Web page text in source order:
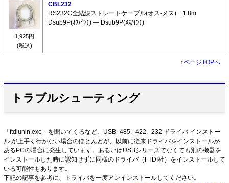
1,925円
(税込)
CBL232
RS232C全結線ストレートケーブル(オス-メス) 1.8m
Dsub9P(ｵｽ/ｲﾝﾁ) ― Dsub9P(ﾒｽ/ｲﾝﾁ)
↑ページTOPへ
トラブルシューティング
「ftdiunin.exe」を聞いてくるなど、USB -485, -422, -232 ドライバ インストー
ル が上手く行かない場合のほとんどが、以前に従来ドライバをインストールが
あるPCの場合に発生しています。あるいはUSBシリーズでなくても別の機器を
インストールした時に認知せずに同様のドライバ（FTDI社）をインストールして
いる可能性もあります。
下記の記事を参考に、ドライバを一度アンインストールしてください。